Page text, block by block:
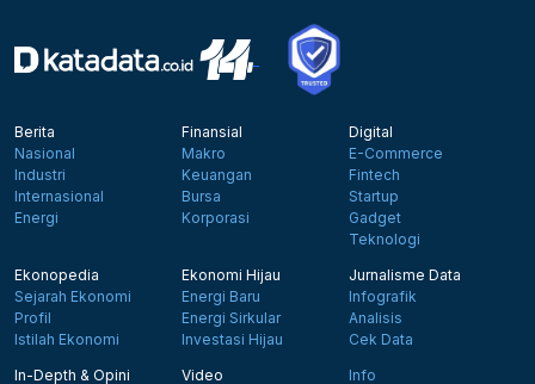
Berita
Nasional
Industri
Internasional
Energi
Finansial
Makro
Keuangan
Bursa
Korporasi
Digital
E-Commerce
Fintech
Startup
Gadget
Teknologi
Ekonopedia
Sejarah Ekonomi
Profil
Istilah Ekonomi
Ekonomi Hijau
Energi Baru
Energi Sirkular
Investasi Hijau
Jurnalisme Data
Infografik
Analisis
Cek Data
In-Depth & Opini
Video
Info